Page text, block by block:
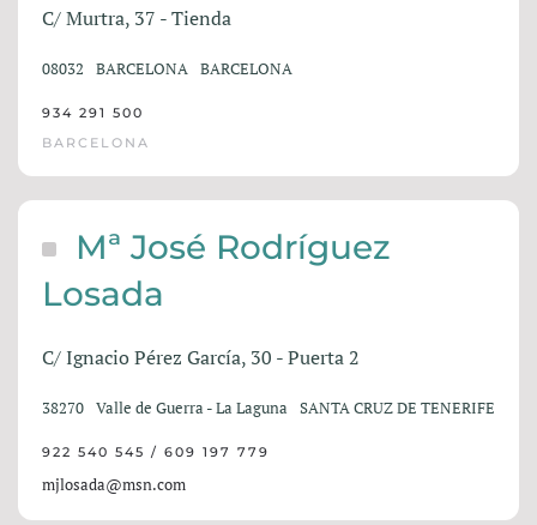
C/ Murtra, 37 - Tienda
08032 BARCELONA BARCELONA
934 291 500
BARCELONA
Mª José Rodríguez
Losada
C/ Ignacio Pérez García, 30 - Puerta 2
38270 Valle de Guerra - La Laguna SANTA CRUZ DE TENERIFE
922 540 545 / 609 197 779
mjlosada@msn.com